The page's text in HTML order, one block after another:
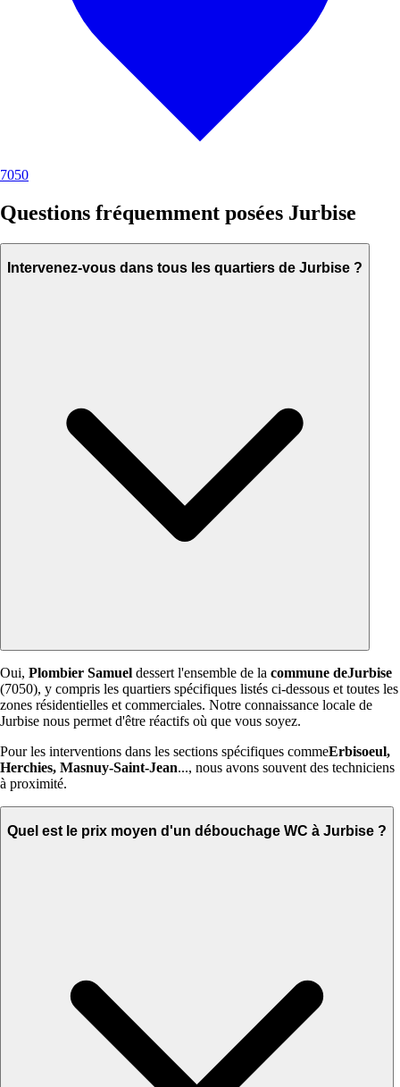
7050
Questions fréquemment posées Jurbise
Intervenez-vous dans tous les quartiers de Jurbise ?
Oui, Plombier Samuel dessert l'ensemble de la commune deJurbise
(7050), y compris les quartiers spécifiques listés ci-dessous et toutes les
zones résidentielles et commerciales. Notre connaissance locale de
Jurbise nous permet d'être réactifs où que vous soyez.
Pour les interventions dans les sections spécifiques commeErbisoeul,
Herchies, Masnuy-Saint-Jean..., nous avons souvent des techniciens
à proximité.
Quel est le prix moyen d'un débouchage WC à Jurbise ?